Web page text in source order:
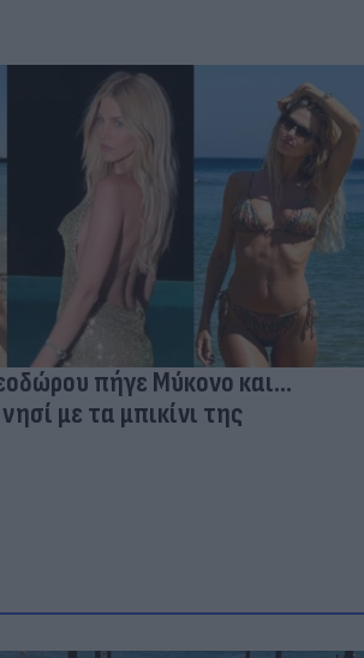
πήγε Μύκονο και...
με τα μπικίνι της